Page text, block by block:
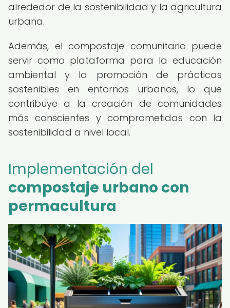
alrededor de la sostenibilidad y la agricultura
urbana.
Además, el compostaje comunitario puede
servir como plataforma para la educación
ambiental y la promoción de prácticas
sostenibles en entornos urbanos, lo que
contribuye a la creación de comunidades
más conscientes y comprometidas con la
sostenibilidad a nivel local.
Implementación del
compostaje urbano con
permacultura